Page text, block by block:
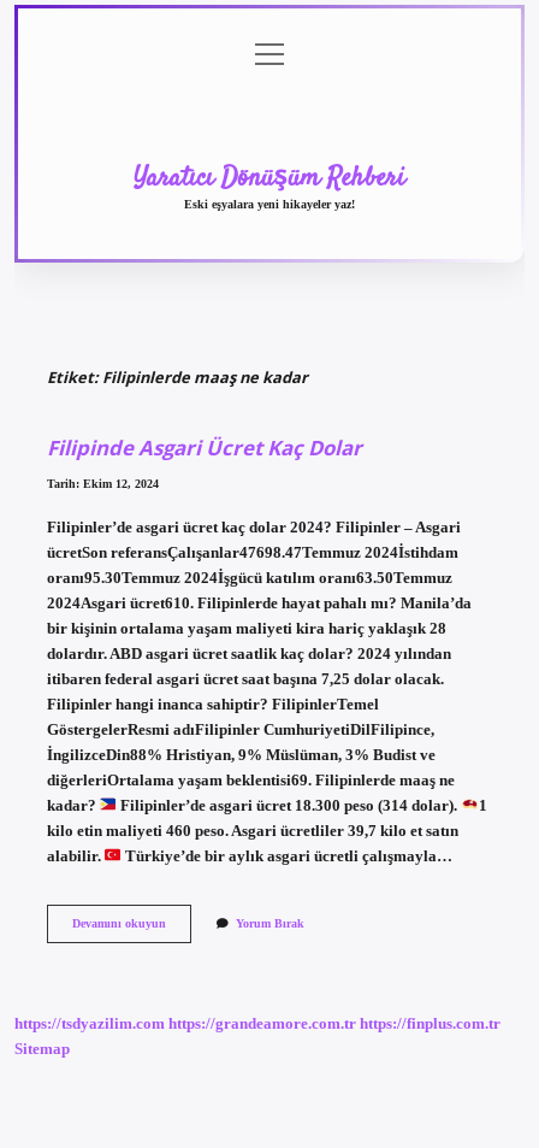
menüyü
aç
Yaratıcı Dönüşüm Rehberi
Eski eşyalara yeni hikayeler yaz!
Etiket:Filipinlerde maaş ne kadar
Filipinde Asgari Ücret Kaç Dolar
Tarih: Ekim 12, 2024
Filipinler’de asgari ücret kaç dolar 2024? Filipinler – Asgari
ücretSon referansÇalışanlar47698.47Temmuz 2024İstihdam
oranı95.30Temmuz 2024İşgücü katılım oranı63.50Temmuz
2024Asgari ücret610. Filipinlerde hayat pahalı mı? Manila’da
bir kişinin ortalama yaşam maliyeti kira hariç yaklaşık 28
dolardır. ABD asgari ücret saatlik kaç dolar? 2024 yılından
itibaren federal asgari ücret saat başına 7,25 dolar olacak.
Filipinler hangi inanca sahiptir? FilipinlerTemel
GöstergelerResmi adıFilipinler CumhuriyetiDilFilipince,
İngilizceDin88% Hristiyan, 9% Müslüman, 3% Budist ve
diğerleriOrtalama yaşam beklentisi69. Filipinlerde maaş ne
kadar?
Filipinler’de asgari ücret 18.300 peso (314 dolar).
1
kilo etin maliyeti 460 peso. Asgari ücretliler 39,7 kilo et satın
alabilir.
Türkiye’de bir aylık asgari ücretli çalışmayla…
Devamını okuyunFilipinde
Yorum Bırak
https://tsdyazilim.com https://grandeamore.com.tr https://finplus.com.tr
Sitemap